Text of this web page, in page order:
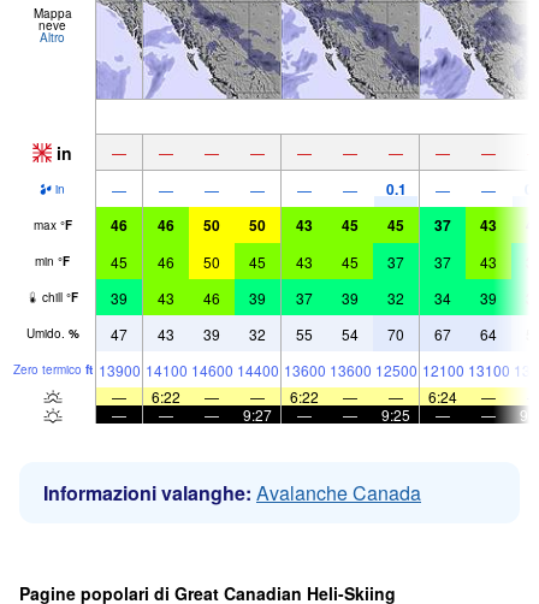
Mappa
neve
Altro
in — — — — — — — — —
in — — — — — — 0.1 — —
max °F 46 46 50 50 43 45 45 37 43
min °F 45 46 50 45 43 45 37 37 43
chill °F 39 43 46 39 37 39 32 34 39
Umido. % 47 43 39 32 55 54 70 67 64
Zero termico ft 13900 14100 14600 14400 13600 13600 12500 12100 13100
—
6:22 — — 6:22 — — 6:24 —
—
— — 9:27 — — 9:25 — —
Informazioni valanghe: Avalanche Canada
Pagine popolari di Great Canadian Heli-Skiing